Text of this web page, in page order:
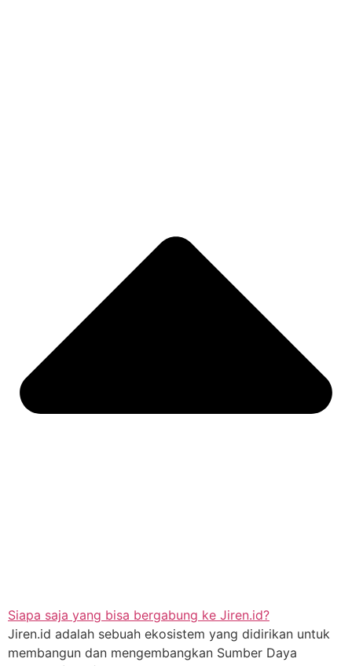
Siapa saja yang bisa bergabung ke Jiren.id?
Jiren.id adalah sebuah ekosistem yang didirikan untuk
membangun dan mengembangkan Sumber Daya